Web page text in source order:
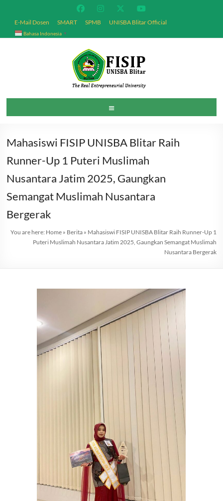
contentE-Mail Dosen SMART SPMB UNISBA Blitar Official
Bahasa Indonesia ▼
Sosial
dan
Politik
Universitas
Islam
Balitar
Menu
Mahasiswi FISIP UNISBA Blitar Raih
Runner-Up 1 Puteri Muslimah
Nusantara Jatim 2025, Gaungkan
Semangat Muslimah Nusantara
Bergerak
You are here: Home» Berita» Mahasiswi FISIP UNISBA Blitar Raih Runner-Up 1
Puteri Muslimah Nusantara Jatim 2025, Gaungkan Semangat Muslimah
Nusantara Bergerak